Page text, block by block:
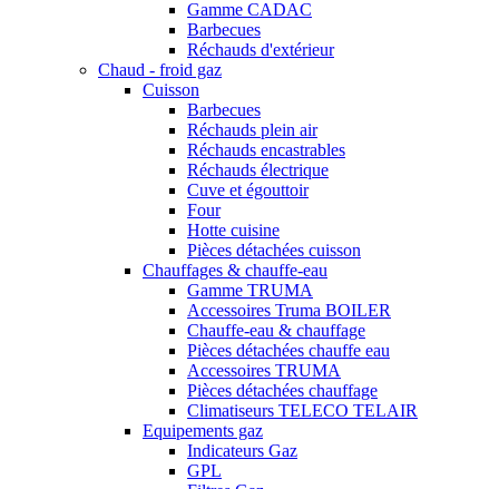
Gamme CADAC
Barbecues
Réchauds d'extérieur
Chaud - froid gaz
Cuisson
Barbecues
Réchauds plein air
Réchauds encastrables
Réchauds électrique
Cuve et égouttoir
Four
Hotte cuisine
Pièces détachées cuisson
Chauffages & chauffe-eau
Gamme TRUMA
Accessoires Truma BOILER
Chauffe-eau & chauffage
Pièces détachées chauffe eau
Accessoires TRUMA
Pièces détachées chauffage
Climatiseurs TELECO TELAIR
Equipements gaz
Indicateurs Gaz
GPL